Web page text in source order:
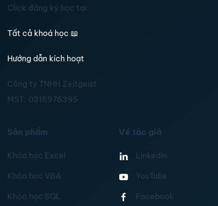
Click đăng ký học tại:
Tất cả khoá học 📖
Hướng dẫn kích hoạt
Công ty TNHH Zeitgeist
MST: 0315976395
Sản phẩm
Khóa học Excel
Khóa học VBA
Khóa học SQL
Về tác giả
Linkedin
YouTube
Facebook